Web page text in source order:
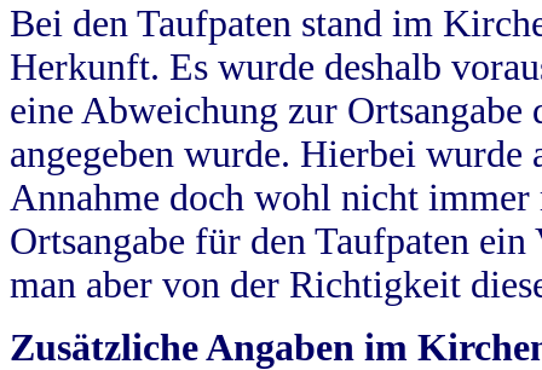
Bei den Taufpaten stand im
Herkunft. Es wurde deshalb
eine Abweichung zur
angegeben wurde. Hierbei wurde
Annahme doch wohl nicht
Ortsangabe für den Taufpaten
man aber von der Richtigkeit
Zusätzliche Angaben im